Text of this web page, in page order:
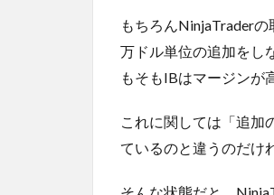
もちろんNinjaTrader
万ドル単位の追加をし
もそもIBはマージンが
これに関しては「追加
ているのと違うのだけ